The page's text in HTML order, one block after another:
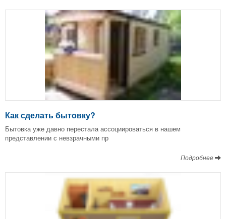
Как сделать бытовку?
Бытовка уже давно перестала ассоциироваться в нашем
представлении с невзрачными пр
Подробнее